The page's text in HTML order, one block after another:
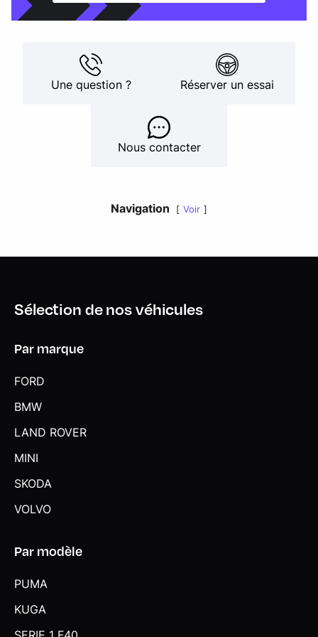
Une question ? Réserver un essai
Nous contacter
Navigation Voir
Sélection de nos véhicules
Par marque
FORD
BMW
LAND ROVER
MINI
SKODA
VOLVO
Par modèle
PUMA
KUGA